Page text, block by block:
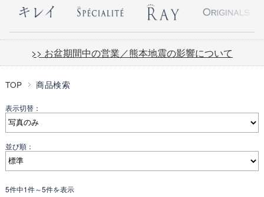
>> お盆期間中の営業／熊本地震の影響について
TOP 商品検索
表示切替：
並び順：
5件中1件～5件を表示